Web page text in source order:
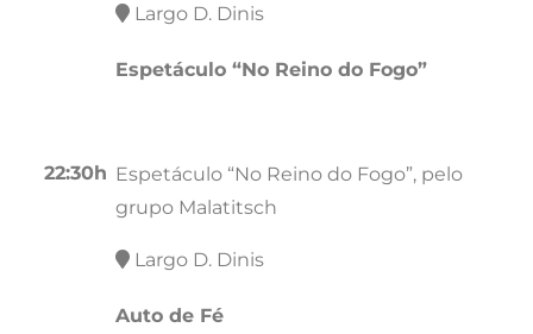
Largo D. Dinis
22:30h
Espetáculo “No Reino do Fogo”
Espetáculo “No Reino do Fogo”, pelo
grupo Malatitsch
Largo D. Dinis
Auto de Fé